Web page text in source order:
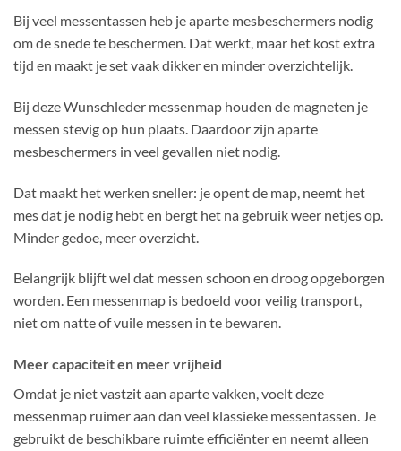
Bij veel messentassen heb je aparte mesbeschermers nodig
om de snede te beschermen. Dat werkt, maar het kost extra
tijd en maakt je set vaak dikker en minder overzichtelijk.
Bij deze Wunschleder messenmap houden de magneten je
messen stevig op hun plaats. Daardoor zijn aparte
mesbeschermers in veel gevallen niet nodig.
Dat maakt het werken sneller: je opent de map, neemt het
mes dat je nodig hebt en bergt het na gebruik weer netjes op.
Minder gedoe, meer overzicht.
Belangrijk blijft wel dat messen schoon en droog opgeborgen
worden. Een messenmap is bedoeld voor veilig transport,
niet om natte of vuile messen in te bewaren.
Meer capaciteit en meer vrijheid
Omdat je niet vastzit aan aparte vakken, voelt deze
messenmap ruimer aan dan veel klassieke messentassen. Je
gebruikt de beschikbare ruimte efficiënter en neemt alleen